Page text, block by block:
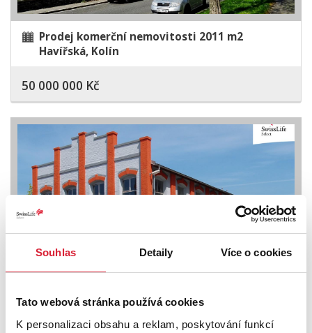
Souhlas Detaily Více o cookies
Tato webová stránka používá cookies
K personalizaci obsahu a reklam, poskytování funkcí
Prodej komerční nemovitosti 2011 m2
Havířská, Kolín
50 000 000 Kč